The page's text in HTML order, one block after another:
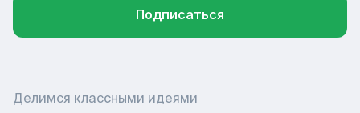
Подписаться
Делимся классными идеями